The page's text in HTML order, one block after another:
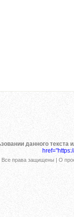
данного
Все права защищены | О